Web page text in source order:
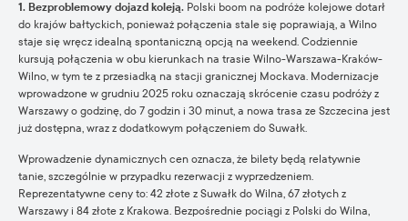
1. Bezproblemowy dojazd koleją. Polski boom na podróże kolejowe dotarł
do krajów bałtyckich, ponieważ połączenia stale się poprawiają, a Wilno
staje się wręcz idealną spontaniczną opcją na weekend. Codziennie
kursują połączenia w obu kierunkach na trasie Wilno-Warszawa-Kraków-
Wilno, w tym te z przesiadką na stacji granicznej Mockava. Modernizacje
wprowadzone w grudniu 2025 roku oznaczają skrócenie czasu podróży z
Warszawy o godzinę, do 7 godzin i 30 minut, a nowa trasa ze Szczecina jest
już dostępna, wraz z dodatkowym połączeniem do Suwałk.
Wprowadzenie dynamicznych cen oznacza, że bilety będą relatywnie
tanie, szczególnie w przypadku rezerwacji z wyprzedzeniem.
Reprezentatywne ceny to: 42 złote z Suwałk do Wilna, 67 złotych z
Warszawy i 84 złote z Krakowa. Bezpośrednie pociągi z Polski do Wilna,